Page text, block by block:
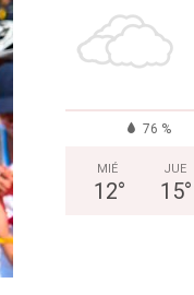
76 %
MIÉ
12°
JUE
15°